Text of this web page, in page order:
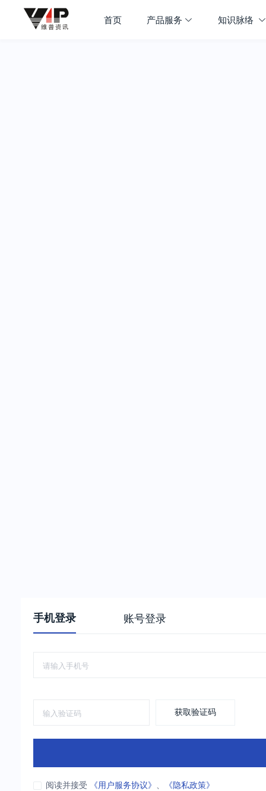
首页 产品服务 知识脉络
手机登录 账号登录
获取验证码
阅读并接受 《用户服务协议》 、 《隐私政策》